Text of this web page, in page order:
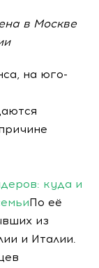
в Москве
на юго-
куда и
По её
из
и Италии.